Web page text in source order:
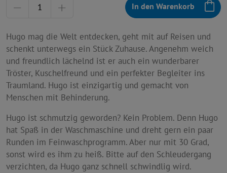
In den Warenkorb
Hugo mag die Welt entdecken, geht mit auf Reisen und
schenkt unterwegs ein Stück Zuhause. Angenehm weich
und freundlich lächelnd ist er auch ein wunderbarer
Tröster, Kuschelfreund und ein perfekter Begleiter ins
Traumland. Hugo ist einzigartig und gemacht von
Menschen mit Behinderung.
Hugo ist schmutzig geworden? Kein Problem. Denn Hugo
hat Spaß in der Waschmaschine und dreht gern ein paar
Runden im Feinwaschprogramm. Aber nur mit 30 Grad,
sonst wird es ihm zu heiß. Bitte auf den Schleudergang
verzichten, da Hugo ganz schnell schwindlig wird.